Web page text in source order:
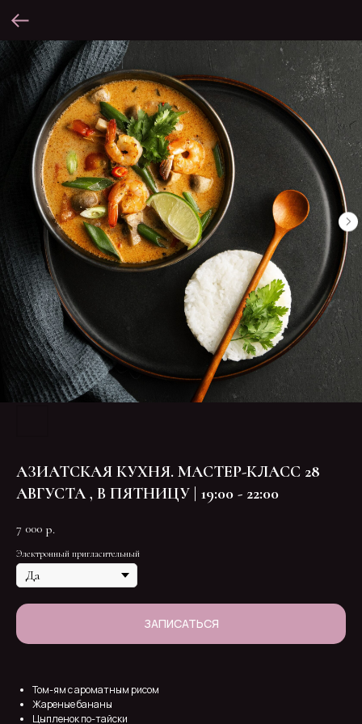
АЗИАТСКАЯ КУХНЯ. МАСТЕР-КЛАСС 28
АВГУСТА , В ПЯТНИЦУ | 19:00 - 22:00
7 000 р.
Электронный пригласительный
ЗАПИСАТЬСЯ
Том-ям с ароматным рисом
Жареные бананы
Цыпленок по-тайски